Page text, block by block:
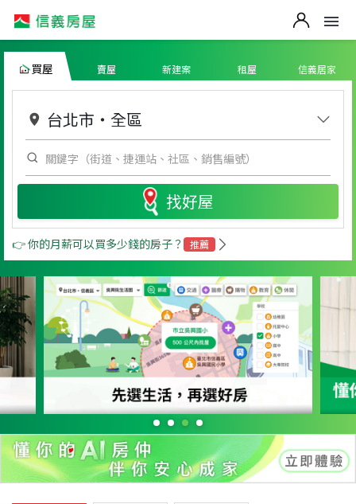
買屋 賣屋 新建案 租屋 信義居家
台北市 ・ 全區
找好屋
👉 你的月薪可以買多少錢的房子？ 推薦